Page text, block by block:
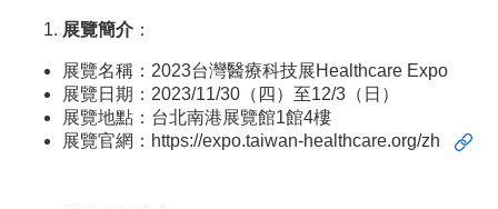
展覽簡介 ：
展覽名稱：2023台灣醫療科技展Healthcare Expo
展覽日期：2023/11/30（四）至12/3（日）
展覽地點：台北南港展覽館1館4樓
展覽官網： https://expo.taiwan-healthcare.org/zh